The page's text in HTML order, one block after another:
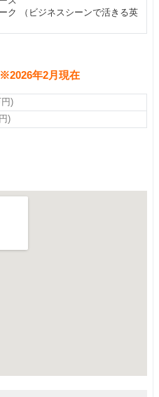
ク （ビジネスシーンで活きる英
年2月現在
)
)